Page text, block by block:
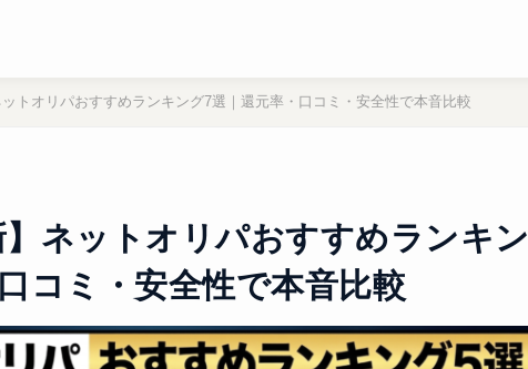
ットオリパおすすめランキング7選｜還元率・口コミ・安全性で本音比較
】ネットオリパおすすめランキン
コミ・安全性で本音比較